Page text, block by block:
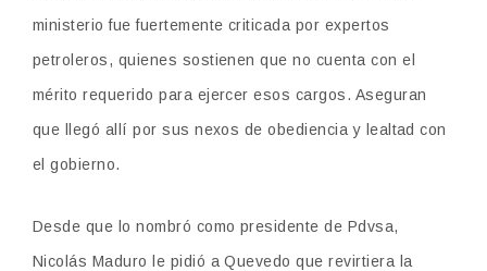
ministerio fue fuertemente criticada por expertos
petroleros, quienes sostienen que no cuenta con el
mérito requerido para ejercer esos cargos. Aseguran
que llegó allí por sus nexos de obediencia y lealtad con
el gobierno.
Desde que lo nombró como presidente de Pdvsa,
Nicolás Maduro le pidió a Quevedo que revirtiera la